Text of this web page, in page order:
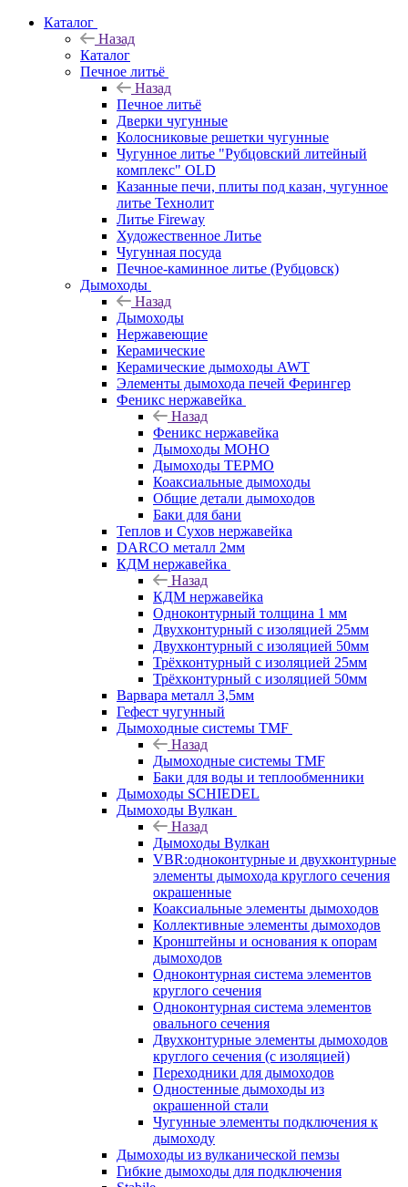
Каталог
Назад
Каталог
Печное литьё
Назад
Печное литьё
Дверки чугунные
Колосниковые решетки чугунные
Чугунное литье "Рубцовский литейный
комплекс" OLD
Казанные печи, плиты под казан, чугунное
литье Технолит
Литье Fireway
Художественное Литье
Чугунная посуда
Печное-каминное литье (Рубцовск)
Дымоходы
Назад
Дымоходы
Нержавеющие
Керамические
Керамические дымоходы AWT
Элементы дымохода печей Ферингер
Феникс нержавейка
Назад
Феникс нержавейка
Дымоходы МОНО
Дымоходы ТЕРМО
Коаксиальные дымоходы
Общие детали дымоходов
Баки для бани
Теплов и Сухов нержавейка
DARCO металл 2мм
КДМ нержавейка
Назад
КДМ нержавейка
Одноконтурный толщина 1 мм
Двухконтурный с изоляцией 25мм
Двухконтурный с изоляцией 50мм
Трёхконтурный с изоляцией 25мм
Трёхконтурный с изоляцией 50мм
Варвара металл 3,5мм
Гефест чугунный
Дымоходные системы TMF
Назад
Дымоходные системы TMF
Баки для воды и теплообменники
Дымоходы SCHIEDEL
Дымоходы Вулкан
Назад
Дымоходы Вулкан
VBR:одноконтурные и двухконтурные
элементы дымохода круглого сечения
окрашенные
Коаксиальные элементы дымоходов
Коллективные элементы дымоходов
Кронштейны и основания к опорам
дымоходов
Одноконтурная система элементов
круглого сечения
Одноконтурная система элементов
овального сечения
Двухконтурные элементы дымоходов
круглого сечения (с изоляцией)
Переходники для дымоходов
Одностенные дымоходы из
окрашенной стали
Чугунные элементы подключения к
дымоходу
Дымоходы из вулканической пемзы
Гибкие дымоходы для подключения